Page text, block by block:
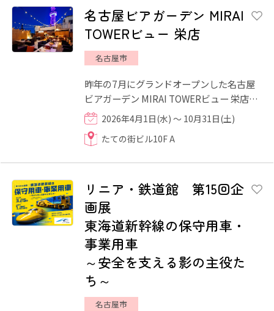
名古屋ビアガーデン MIRAI
TOWERビュー 栄店
名古屋市
昨年の7月にグランドオープンした名古屋
ビアガーデン MIRAI TOWERビュー 栄店
は、名古屋市のランドマークとして知られ
るMIRAIタワーを一望できるル...
2026年4月1日(水) ～ 10月31日(土)
たての街ビル10F A
リニア・鉄道館 第15回企
画展
東海道新幹線の保守用車・
事業用車
～安全を支える影の主役た
ち～
名古屋市